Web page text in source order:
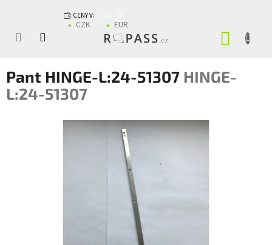
CENY V:
CZK EUR
Pant HINGE-L:24-51307 HINGE-
L:24-51307